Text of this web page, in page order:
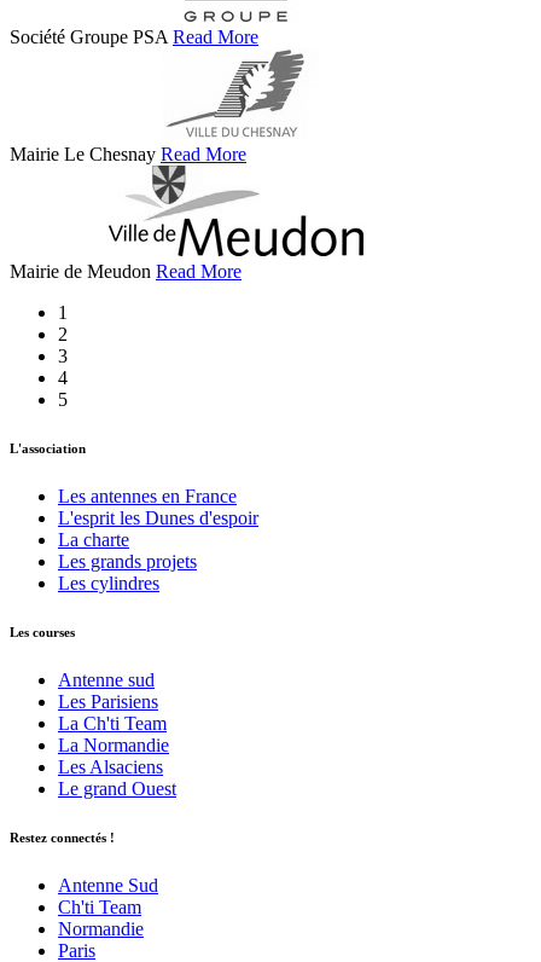
Société Groupe PSA Read More
Mairie Le Chesnay Read More
Mairie de Meudon Read More
1
2
3
4
5
L'association
Les antennes en France
L'esprit les Dunes d'espoir
La charte
Les grands projets
Les cylindres
Les courses
Antenne sud
Les Parisiens
La Ch'ti Team
La Normandie
Les Alsaciens
Le grand Ouest
Restez connectés !
Antenne Sud
Ch'ti Team
Normandie
Paris